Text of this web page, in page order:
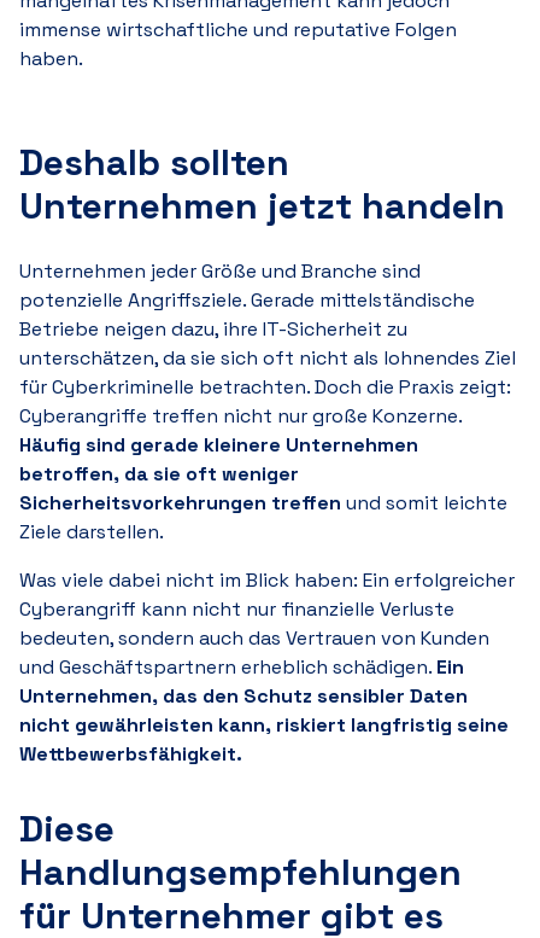
immense wirtschaftliche und reputative Folgen
haben.
Deshalb sollten
Unternehmen jetzt handeln
Unternehmen jeder Größe und Branche sind
potenzielle Angriffsziele. Gerade mittelständische
Betriebe neigen dazu, ihre IT-Sicherheit zu
unterschätzen, da sie sich oft nicht als lohnendes Ziel
für Cyberkriminelle betrachten. Doch die Praxis zeigt:
Cyberangriffe treffen nicht nur große Konzerne.
Häufig sind gerade kleinere Unternehmen
betroffen, da sie oft weniger
Sicherheitsvorkehrungen treffen und somit leichte
Ziele darstellen.
Was viele dabei nicht im Blick haben: Ein erfolgreicher
Cyberangriff kann nicht nur finanzielle Verluste
bedeuten, sondern auch das Vertrauen von Kunden
und Geschäftspartnern erheblich schädigen. Ein
Unternehmen, das den Schutz sensibler Daten
nicht gewährleisten kann, riskiert langfristig seine
Wettbewerbsfähigkeit.
Diese
Handlungsempfehlungen
für Unternehmer gibt es